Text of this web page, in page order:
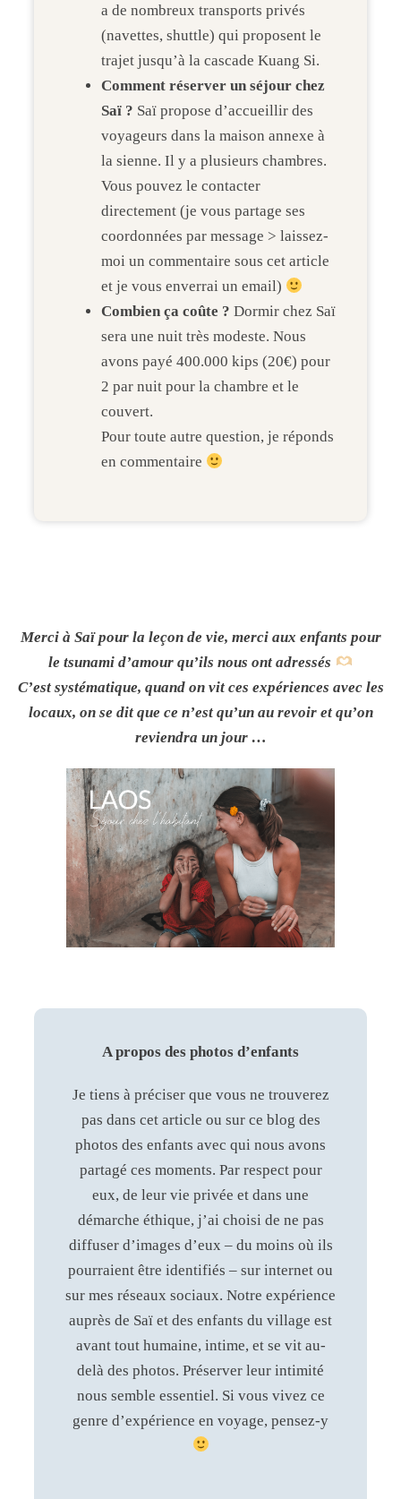
a de nombreux transports privés
(navettes, shuttle) qui proposent le
trajet jusqu’à la cascade Kuang Si.
Comment réserver un séjour chez
Saï ? Saï propose d’accueillir des
voyageurs dans la maison annexe à
la sienne. Il y a plusieurs chambres.
Vous pouvez le contacter
directement (je vous partage ses
coordonnées par message > laissez-
moi un commentaire sous cet article
et je vous enverrai un email)
Combien ça coûte ? Dormir chez Saï
sera une nuit très modeste. Nous
avons payé 400.000 kips (20€) pour
2 par nuit pour la chambre et le
couvert.
Pour toute autre question, je réponds
en commentaire
Merci à Saï pour la leçon de vie, merci aux enfants pour
le tsunami d’amour qu’ils nous ont adressés
C’est systématique, quand on vit ces expériences avec les
locaux, on se dit que ce n’est qu’un au revoir et qu’on
reviendra un jour …
A propos des photos d’enfants
Je tiens à préciser que vous ne trouverez
pas dans cet article ou sur ce blog des
photos des enfants avec qui nous avons
partagé ces moments. Par respect pour
eux, de leur vie privée et dans une
démarche éthique, j’ai choisi de ne pas
diffuser d’images d’eux – du moins où ils
pourraient être identifiés – sur internet ou
sur mes réseaux sociaux. Notre expérience
auprès de Saï et des enfants du village est
avant tout humaine, intime, et se vit au-
delà des photos. Préserver leur intimité
nous semble essentiel. Si vous vivez ce
genre d’expérience en voyage, pensez-y